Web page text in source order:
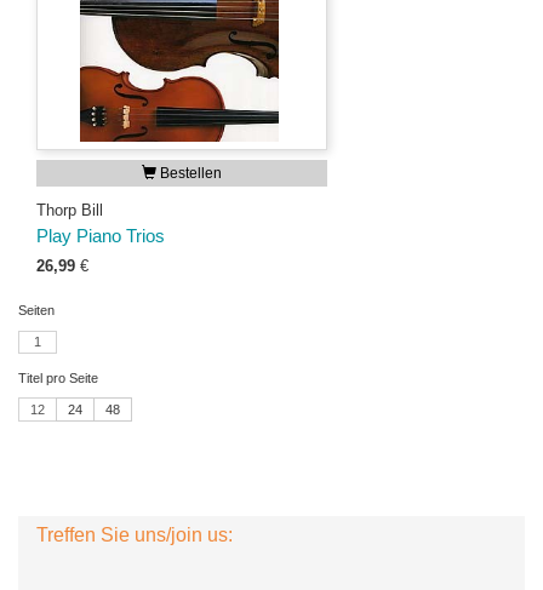
Bestellen
Thorp Bill
Play Piano Trios
26,99 €
Seiten
1
Titel pro Seite
12 24 48
Treffen Sie uns/join us: